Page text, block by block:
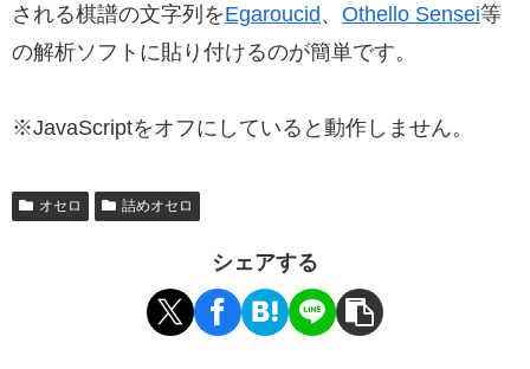
される棋譜の文字列をEgaroucid、 Othello Sensei等
の解析ソフトに貼り付けるのが簡単です。
※JavaScriptをオフにしていると動作しません。
オセロ 詰めオセロ
シェアする